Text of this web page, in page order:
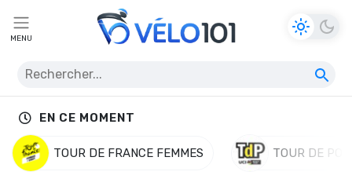
MENU
EN CE MOMENT
TOUR DE FRANCE FEMMES TOUR DE